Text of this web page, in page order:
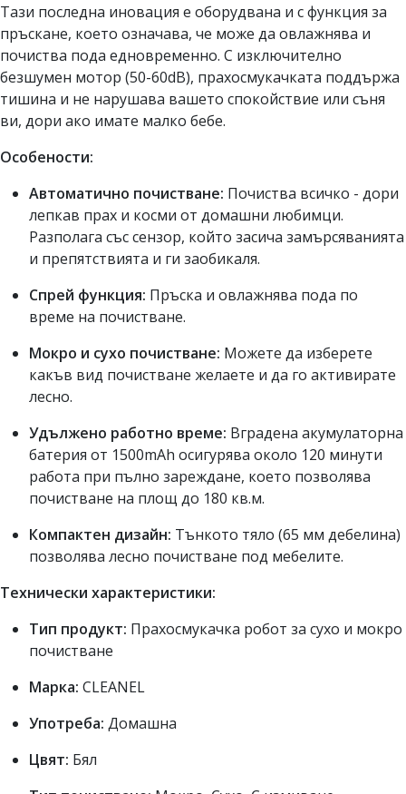
Тази последна иновация е оборудвана и с функция за
пръскане, което означава, че може да овлажнява и
почиства пода едновременно. С изключително
безшумен мотор (50-60dB), прахосмукачката поддържа
тишина и не нарушава вашето спокойствие или съня
ви, дори ако имате малко бебе.
Особености:
Автоматично почистване: Почиства всичко - дори
лепкав прах и косми от домашни любимци.
Разполага със сензор, който засича замърсяванията
и препятствията и ги заобикаля.
Спрей функция: Пръска и овлажнява пода по
време на почистване.
Мокро и сухо почистване: Можете да изберете
какъв вид почистване желаете и да го активирате
лесно.
Удължено работно време: Вградена акумулаторна
батерия от 1500mAh осигурява около 120 минути
работа при пълно зареждане, което позволява
почистване на площ до 180 кв.м.
Компактен дизайн: Тънкото тяло (65 мм дебелина)
позволява лесно почистване под мебелите.
Технически характеристики:
Тип продукт: Прахосмукачка робот за сухо и мокро
почистване
Марка: CLEANEL
Употреба: Домашна
Цвят: Бял